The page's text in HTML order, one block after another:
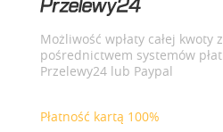
Możliwość wpłaty całej kwoty
pośrednictwem systemów
Przelewy24 lub Paypal
Płatność kartą 100%